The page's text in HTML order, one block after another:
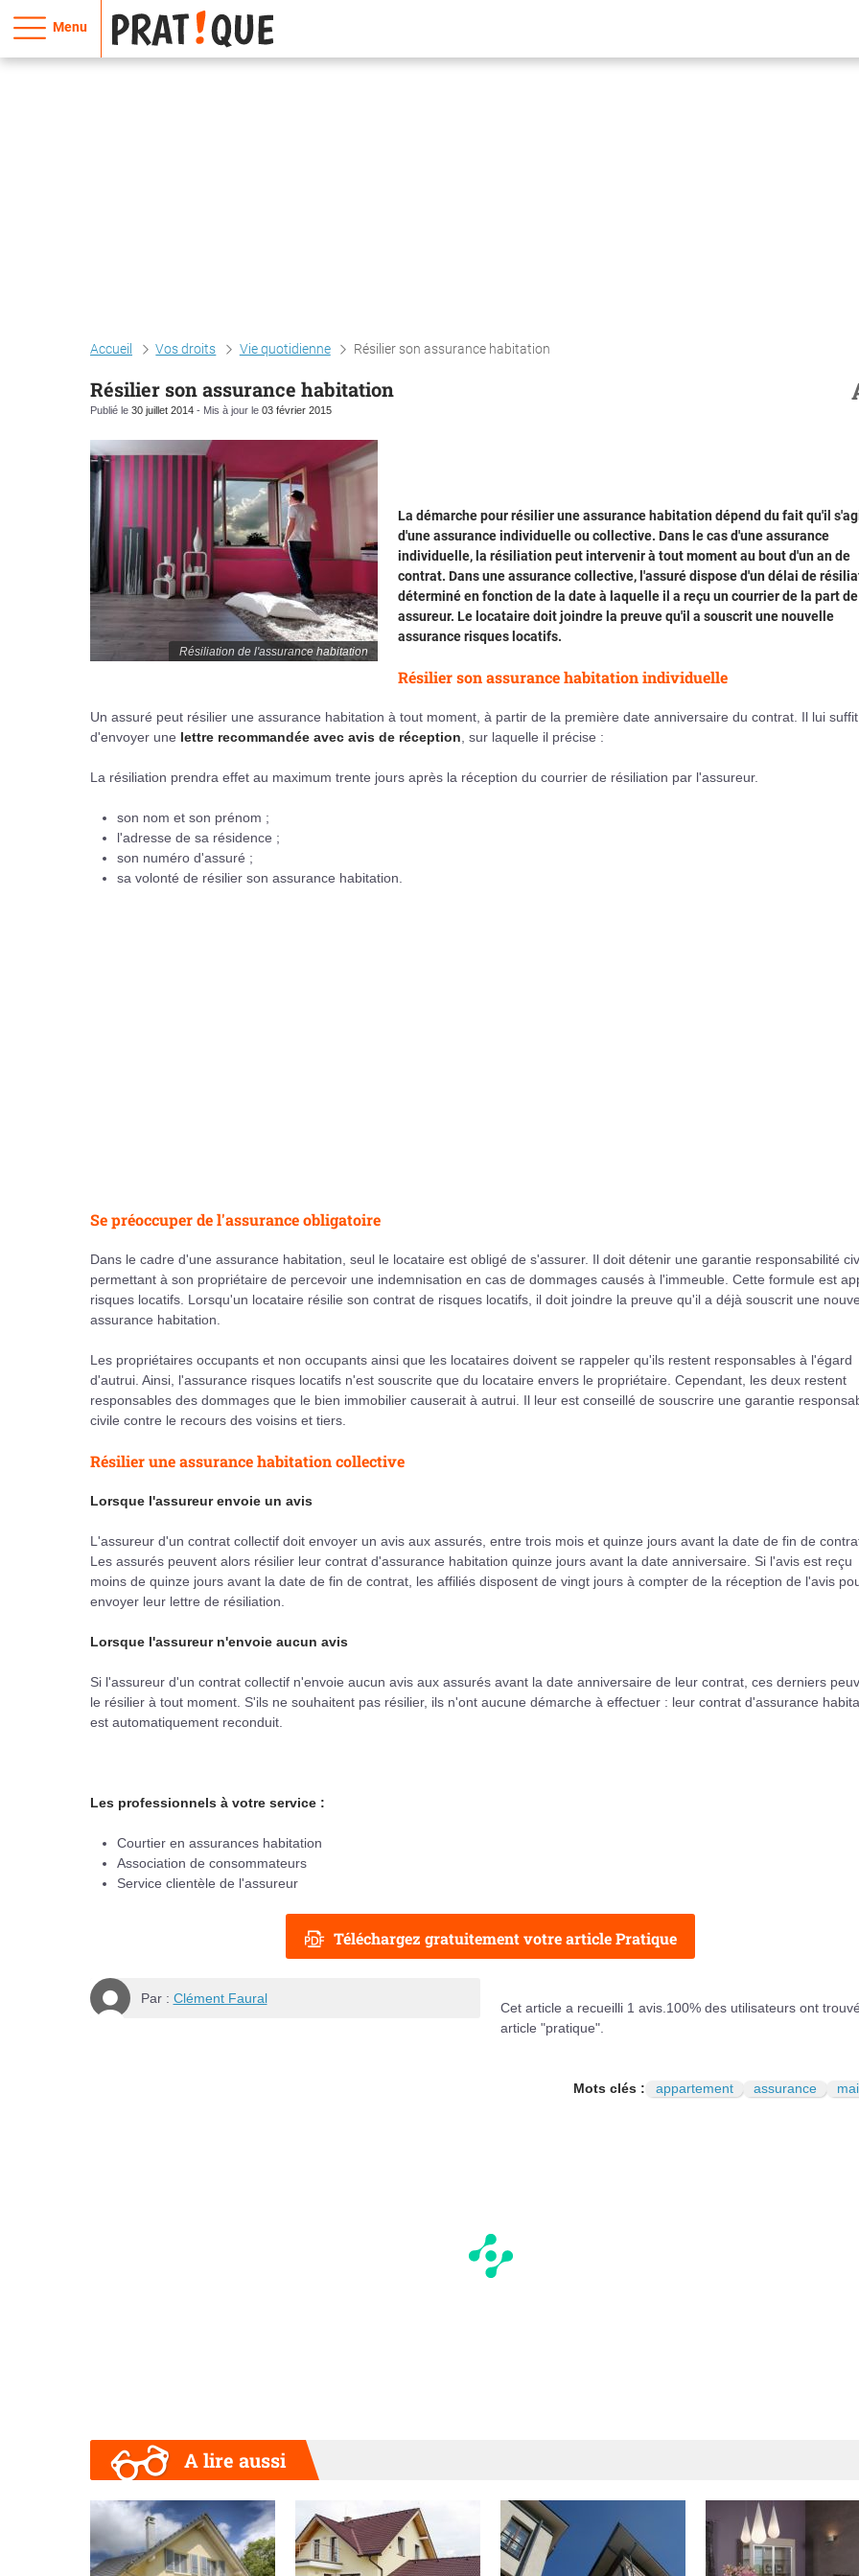
Menu
Accueil Vos droits Vie quotidienne Résilier son assurance habitation
Résilier son assurance habitation
Publié le 30 juillet 2014 - Mis à jour le 03 février 2015
Résiliation de l'assurance habitation
La démarche pour résilier une assurance habitation dépend du fait qu'il
d'une assurance individuelle ou collective. Dans le cas d'une assurance
individuelle, la résiliation peut intervenir à tout moment au bout d'un an de
contrat. Dans une assurance collective, l'assuré dispose d'un délai de
déterminé en fonction de la date à laquelle il a reçu un courrier de la part
assureur. Le locataire doit joindre la preuve qu'il a souscrit une nouvelle
assurance risques locatifs.
Résilier son assurance habitation individuelle
Un assuré peut résilier une assurance habitation à tout moment, à partir de la première date anniversaire du contrat. Il lui suffit
d'envoyer une lettre recommandée avec avis de réception , sur laquelle il précise :
La résiliation prendra effet au maximum trente jours après la réception du courrier de résiliation par l'assureur.
son nom et son prénom ;
l'adresse de sa résidence ;
son numéro d'assuré ;
sa volonté de résilier son assurance habitation.
Se préoccuper de l'assurance obligatoire
Dans le cadre d'une assurance habitation, seul le locataire est obligé de s'assurer. Il doit détenir une garantie responsabilité
permettant à son propriétaire de percevoir une indemnisation en cas de dommages causés à l'immeuble. Cette formule est
risques locatifs. Lorsqu'un locataire résilie son contrat de risques locatifs, il doit joindre la preuve qu'il a déjà souscrit une
assurance habitation.
Les propriétaires occupants et non occupants ainsi que les locataires doivent se rappeler qu'ils restent responsables à l'égard
d'autrui. Ainsi, l'assurance risques locatifs n'est souscrite que du locataire envers le propriétaire. Cependant, les deux restent
responsables des dommages que le bien immobilier causerait à autrui. Il leur est conseillé de souscrire une garantie
civile contre le recours des voisins et tiers.
Résilier une assurance habitation collective
Lorsque l'assureur envoie un avis
L'assureur d'un contrat collectif doit envoyer un avis aux assurés, entre trois mois et quinze jours avant la date de fin de
Les assurés peuvent alors résilier leur contrat d'assurance habitation quinze jours avant la date anniversaire. Si l'avis est reçu
moins de quinze jours avant la date de fin de contrat, les affiliés disposent de vingt jours à compter de la réception de l'avis
envoyer leur lettre de résiliation.
Lorsque l'assureur n'envoie aucun avis
Si l'assureur d'un contrat collectif n'envoie aucun avis aux assurés avant la date anniversaire de leur contrat, ces derniers
le résilier à tout moment. S'ils ne souhaitent pas résilier, ils n'ont aucune démarche à effectuer : leur contrat d'assurance
est automatiquement reconduit.
Les professionnels à votre service :
Courtier en assurances habitation
Association de consommateurs
Service clientèle de l'assureur
Téléchargez gratuitement votre article Pratique
Par : Clément Faural
Cet article a recueilli 1 avis. 100% des utilisateurs ont
article "pratique".
Mots clés : appartement assurance
A lire aussi
Précédent